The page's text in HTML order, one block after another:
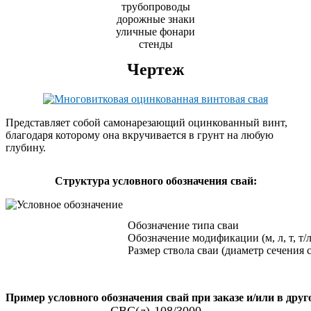
трубопроводы
дорожные знаки
уличные фонари
стенды
Чертеж
Представляет собой самонарезающий оцинкованный винт,
благодаря которому она вкручивается в грунт на любую
глубину.
Cтруктура условного обозначения свай:
Обозначение типа сваи
Обозначение модификации (м, л, т, т/
Размер ствола сваи (диаметр сечения
Пример условного обозначения свай при заказе и/или в